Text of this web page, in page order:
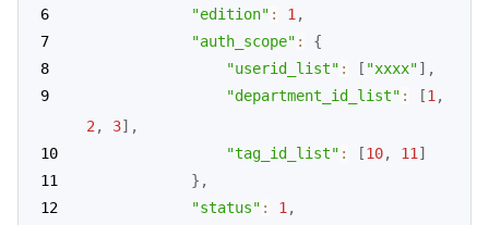
"edition" : 1 ,
"auth_scope" :
{
"userid_list" : [ "xxxx"] ,
"department_id_list" : [1 ,
2 , 3] ,
"tag_id_list" : [10, 11 ]
} ,
"status" : 1 ,